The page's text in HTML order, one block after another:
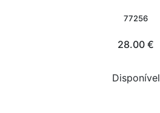
77256
28.00 €
Disponível